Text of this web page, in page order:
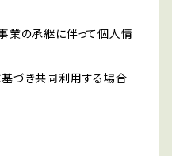
業の承継に伴って個人情
基づき共同利用する場合